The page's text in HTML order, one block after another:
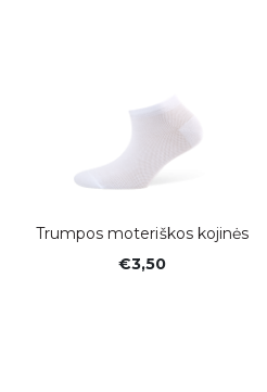
Trumpos moteriškos kojinės
€3,50